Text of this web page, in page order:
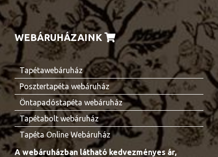
WEBÁRUHÁZAINK
Tapétawebáruház
Posztertapéta webáruház
Öntapadóstapéta webáruház
Tapétabolt webáruház
Tapéta Online Webáruház
A webáruházban látható kedvezményes ár,